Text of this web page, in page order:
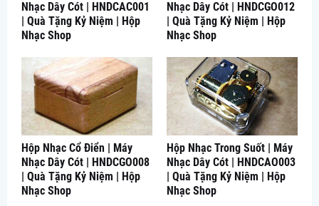
Nhạc Dây Cót | HNDCAC001
| Quà Tặng Kỷ Niệm | Hộp
Nhạc Shop
Nhạc Dây Cót | HNDCGO012
| Quà Tặng Kỷ Niệm | Hộp
Nhạc Shop
Hộp Nhạc Cổ Điển | Máy
Nhạc Dây Cót | HNDCGO008
| Quà Tặng Kỷ Niệm | Hộp
Nhạc Shop
Hộp Nhạc Trong Suốt | Máy
Nhạc Dây Cót | HNDCAO003
| Quà Tặng Kỷ Niệm | Hộp
Nhạc Shop